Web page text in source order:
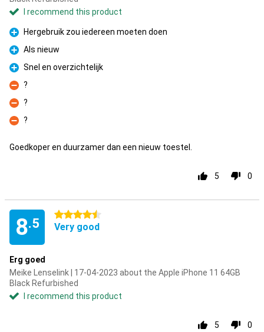
I recommend this product
Pro
Hergebruik zou iedereen moeten doen
Pro
Als nieuw
Pro
Snel en overzichtelijk
Con
?
Con
?
Con
?
Goedkoper en duurzamer dan een nieuw toestel.
5 0
8.5
4.5 stars
Very good
Erg goed
Meike Lenselink | 17-04-2023 about the Apple iPhone 11 64GB
Black Refurbished
I recommend this product
5 0